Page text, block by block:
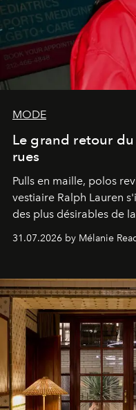
MODE
Le grand retour
rues
Pulls en maille, polos
vestiaire Ralph Lauren
des plus désirables de
31.07.2026 by Mélanie